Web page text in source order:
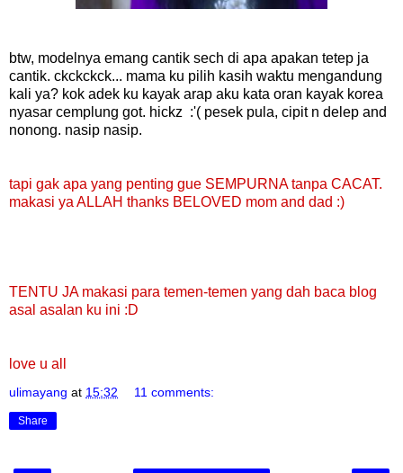
btw, modelnya emang cantik sech di apa apakan tetep ja
cantik. ckckckck... mama ku pilih kasih waktu mengandung
kali ya? kok adek ku kayak arap aku kata oran kayak korea
nyasar cemplung got. hickz :'( pesek pula, cipit n delep and
nonong. nasip nasip.
tapi gak apa yang penting gue SEMPURNA tanpa CACAT.
makasi ya ALLAH thanks BELOVED mom and dad :)
TENTU JA makasi para temen-temen yang dah baca blog
asal asalan ku ini :D
love u all
ulimayang at 15:32 11 comments:
Share